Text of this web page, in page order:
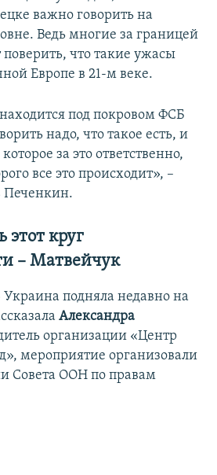
важно говорить на
Ведь многие за границей
что такие ужасы
Европе в 21-м веке.
под покровом ФСБ
надо, что такое есть, и
за это ответственно,
все это происходит», –
Печенкин.
этот круг
– Матвейчук
подняла недавно на
Александра
организации «Центр
мероприятие организовали
Совета ООН по правам